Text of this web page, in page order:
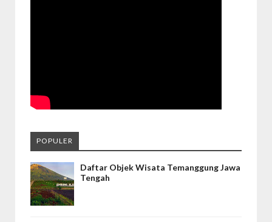
POPULER
Daftar Objek Wisata Temanggung Jawa
Tengah